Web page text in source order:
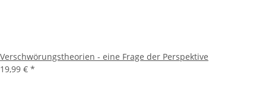
Verschwörungstheorien - eine Frage der Perspektive
19,99 € *